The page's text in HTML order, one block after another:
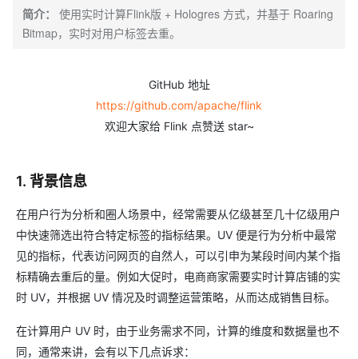
简介：
使用实时计算Flink版 + Hologres 方式，并基于 Roaring
Bitmap，实时对用户标签去重。
GitHub 地址
https://github.com/apache/flink
欢迎大家给 Flink 点赞送 star~
1. 背景信息
在用户行为分析和圈人场景中，经常需要从亿级甚至几十亿级用户
中快速筛选出符合特定标签的指标结果。UV 便是行为分析中最常
见的指标，代表访问网页的自然人，可以引申为某段时间内某个指
标精确去重后的量。例如大促时，电商商家需要实时计算店铺的实
时 UV，并根据 UV 情况及时调整运营策略，从而达成销售目标。
在计算用户 UV 时，由于业务需求不同，计算的维度和数据量也不
同，通常来讲，会有以下几点诉求：